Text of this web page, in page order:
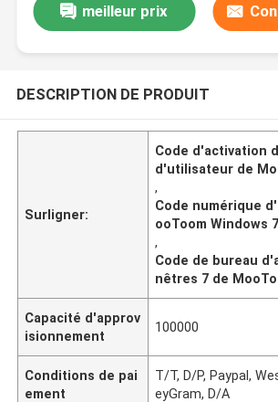
meilleur prix
DESCRIPTION DE PRODUIT
Surligner:
Code d'activation
d'utilisateur de
,
Code numérique
ooToom Windows 7
,
Code de bureau
nêtres 7 de
Capacité d'approv
isionnement
100000
Conditions de pai
ement
T/T, D/P, Paypal,
eyGram, D/A